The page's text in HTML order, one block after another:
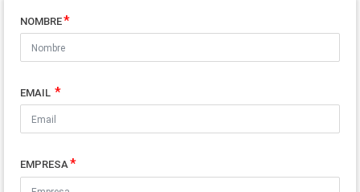
NOMBRE
EMAIL
EMPRESA